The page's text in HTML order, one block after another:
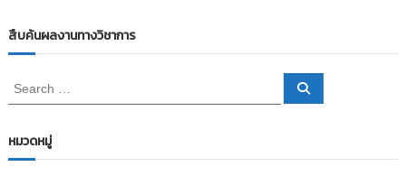
น
วิ
ย
สืบค้นผลงานทางวิชาการ
e
r
c
S
หมวดหมู่